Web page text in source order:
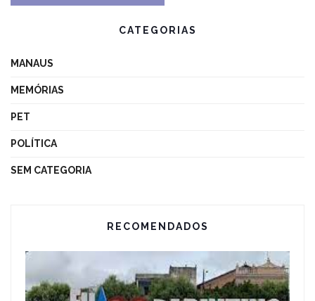
CATEGORIAS
MANAUS
MEMÓRIAS
PET
POLÍTICA
SEM CATEGORIA
RECOMENDADOS